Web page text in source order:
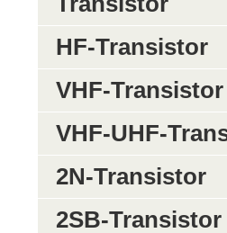
HF-Transistor
VHF-Transistor
VHF-UHF-
2N-Transistor
2SB-Transistor